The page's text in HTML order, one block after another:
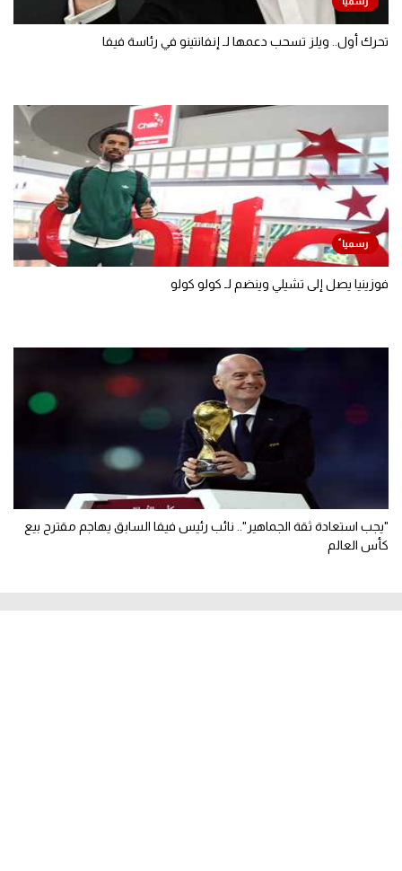
تحرك أول.. ويلز تسحب دعمها لـ إنفانتينو في رئاسة فيفا
فوزينيا يصل إلى تشيلي وينضم لـ كولو كولو
"يجب استعادة ثقة الجماهير".. نائب رئيس فيفا السابق يهاجم مقترح بيع
كأس العالم